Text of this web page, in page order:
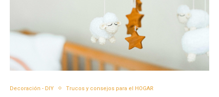
Decoración - DIY Trucos y consejos para el HOGAR